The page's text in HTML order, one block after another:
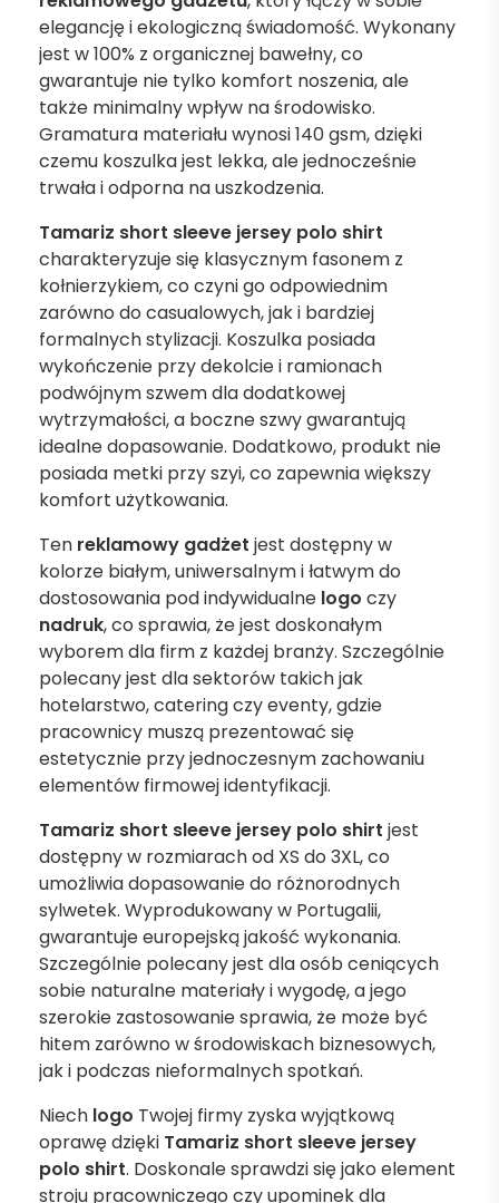
elegancję i ekologiczną świadomość. Wykonany
jest w 100% z organicznej bawełny, co
gwarantuje nie tylko komfort noszenia, ale
także minimalny wpływ na środowisko.
Gramatura materiału wynosi 140 gsm, dzięki
czemu koszulka jest lekka, ale jednocześnie
trwała i odporna na uszkodzenia.
Tamariz short sleeve jersey polo shirt
charakteryzuje się klasycznym fasonem z
kołnierzykiem, co czyni go odpowiednim
zarówno do casualowych, jak i bardziej
formalnych stylizacji. Koszulka posiada
wykończenie przy dekolcie i ramionach
podwójnym szwem dla dodatkowej
wytrzymałości, a boczne szwy gwarantują
idealne dopasowanie. Dodatkowo, produkt nie
posiada metki przy szyi, co zapewnia większy
komfort użytkowania.
Ten reklamowy gadżet jest dostępny w
kolorze białym, uniwersalnym i łatwym do
dostosowania pod indywidualne logo czy
nadruk, co sprawia, że jest doskonałym
wyborem dla firm z każdej branży. Szczególnie
polecany jest dla sektorów takich jak
hotelarstwo, catering czy eventy, gdzie
pracownicy muszą prezentować się
estetycznie przy jednoczesnym zachowaniu
elementów firmowej identyfikacji.
Tamariz short sleeve jersey polo shirt jest
dostępny w rozmiarach od XS do 3XL, co
umożliwia dopasowanie do różnorodnych
sylwetek. Wyprodukowany w Portugalii,
gwarantuje europejską jakość wykonania.
Szczególnie polecany jest dla osób ceniących
sobie naturalne materiały i wygodę, a jego
szerokie zastosowanie sprawia, że może być
hitem zarówno w środowiskach biznesowych,
jak i podczas nieformalnych spotkań.
Niech logo Twojej firmy zyska wyjątkową
oprawę dzięki Tamariz short sleeve jersey
polo shirt. Doskonale sprawdzi się jako element
stroju pracowniczego czy upominek dla